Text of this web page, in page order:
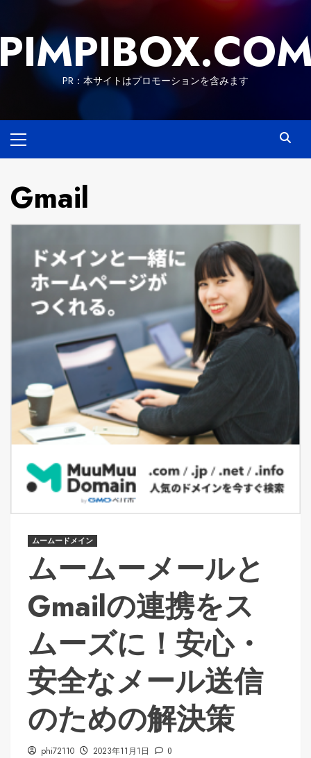
content
PR：本サイトはプロモーションを含みます
Menu
Gmail
ムームードメイン
ムームーメールと
Gmailの連携をス
ムーズに！安心・
安全なメール送信
のための解決策
phi72110 2023年11月1日 0